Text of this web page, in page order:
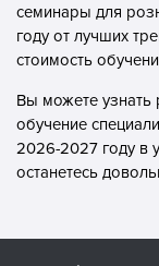
семинары для
году от лучших
стоимость
Вы можете узнать
обучение
2026-2027 году в
останетесь